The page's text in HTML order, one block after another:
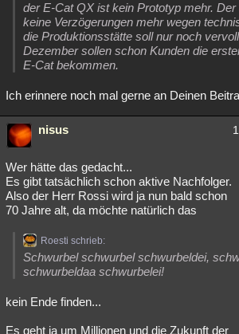
der E-Cat QX ist kein Prototyp mehr.
keine Verzögerungen mehr wegen
die Produktionsstätte soll nur noch
Dezember sollen schon Kunden die
E-Cat bekommen.
Ich erinnere noch mal gerne an Deinen
nisus
Wer hätte das gedacht...
Es gibt tatsächlich schon aktive Nachfolger.
Also der Herr Rossi wird ja nun bald schon
70 Jahre alt, da möchte natürlich das
Roesti schrieb:
Schwurbel schwurbel schwurbeldei,
schwurbeldaa schwurbelei!
kein Ende finden...
Es geht ja um Millionen und die Zukunft der